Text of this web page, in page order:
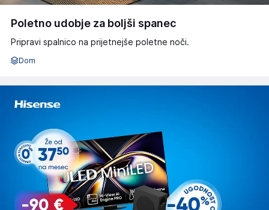
Poletno udobje za boljši spanec
Pripravi spalnico na prijetnejše poletne noči.
Dom